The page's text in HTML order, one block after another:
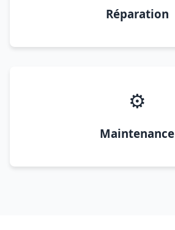
Réparation
⚙️
Maintenance